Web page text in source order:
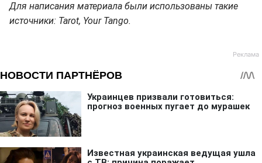
Для написания материала были использованы такие
источники: Tarot, Your Tango.